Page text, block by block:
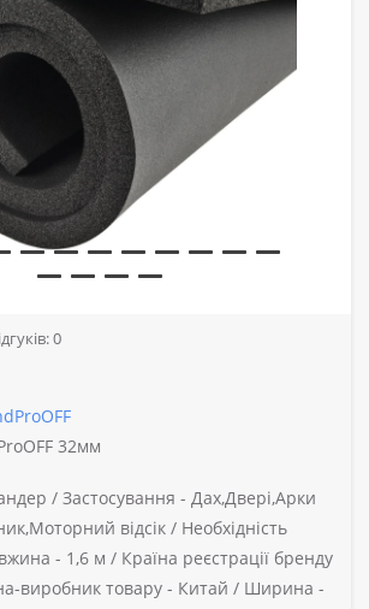
0
32мм
/ Застосування - Дах,Двері,Арки
відсік / Необхідність
- 1,6 м / Країна реєстрації бренду
виробник товару - Китай / Ширина -